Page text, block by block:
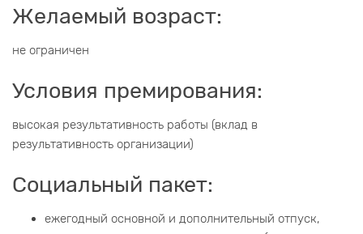
Желаемый возраст:
не ограничен
Условия премирования:
высокая результативность работы (вклад в
результативность организации)
Социальный пакет:
ежегодный основной и дополнительный отпуск,